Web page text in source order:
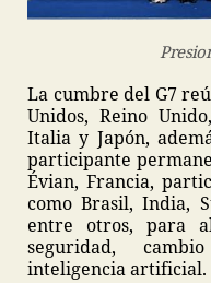
La cumbre del G7
Unidos, Reino
Italia y Japón,
participante
Évian, Francia,
como Brasil, India,
entre otros, para
seguridad,
inteligencia artificial.